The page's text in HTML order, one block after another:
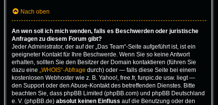
Nach oben
An wen soll ich mich wenden, falls es Beschwerden oder juristische
Anfragen zu diesem Forum gibt?
Jeder Administrator, der auf der „Das Team“-Seite aufgeführt ist, ist ein
geeigneter Kontakt für Ihre Beschwerde. Wenn Sie so keine Antwort
erhalten, sollten Sie den Besitzer der Domain kontaktieren (führen Sie
dazu eine „WHOIS“-Abfrage durch) oder — falls diese Seite bei einem
kostenlosen Webhoster wie z. B. Yahoo!, free.fr, funpic.de usw. liegt —
den Support oder den Abuse-Kontakt des betreffenden Dienstes. Bitte
beachten Sie, dass phpBB Limited (phpBB.com) und phpBB Deutschland
e. V. (phpBB.de) absolut keinen Einfluss auf die Benutzung oder den